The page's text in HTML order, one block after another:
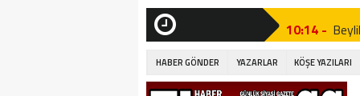
10:14 -
Edildi!”
19:53 -
HABER GÖNDER YAZARLAR KÖŞE YAZILARI